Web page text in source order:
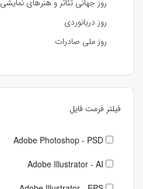
روز جهانی تئاتر و هنرهای نمایشی
روز دریانوردی
روز ملی صادرات
فیلتر فرمت فایل
Adobe Photoshop - PSD
Adobe Illustrator - AI